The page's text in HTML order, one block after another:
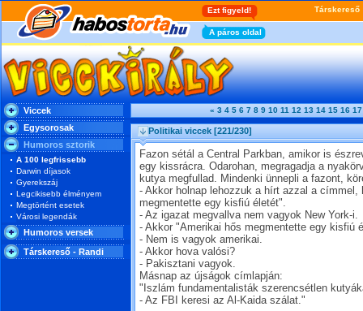
Viccek
Egysorosak
Humoros sztorik
A 100 legfrissebb
Darwin díjasok
Gyerekszáj
Legcikisebb élményem
Megtörtént esetek
Városi legendák
Humoros versek
Társkereső - Randi
« 3 4 5 6 7 8 9 10 11 12 13 14 15 16 17
Politikai viccek [221/230]
Fazon sétál a Central Parkban, amikor is
egy kissrácra. Odarohan, megragadja a
kutya megfullad. Mindenki ünnepli a fazont,
- Akkor holnap lehozzuk a hírt azzal a címmel,
megmentette egy kisfiú életét".
- Az igazat megvallva nem vagyok New York-i.
- Akkor "Amerikai hős megmentette egy kisfiú
- Nem is vagyok amerikai.
- Akkor hova valósi?
- Pakisztani vagyok.
Másnap az újságok címlapján:
"Iszlám fundamentalisták szerencsétlen
- Az FBI keresi az Al-Kaida szálat."